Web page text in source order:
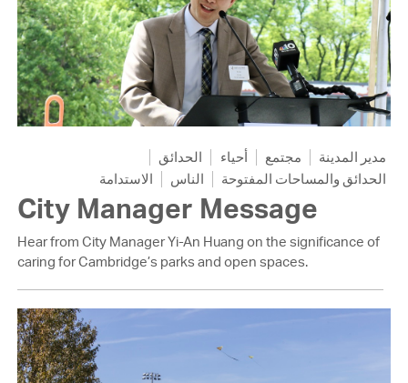
مدير المدينة مجتمع أحياء
الحدائق
الحدائق والمساحات المفتوحة
الناس الاستدامة
City Manager Message
Hear from City Manager Yi-An Huang on the significance of
caring for Cambridge’s parks and open spaces.